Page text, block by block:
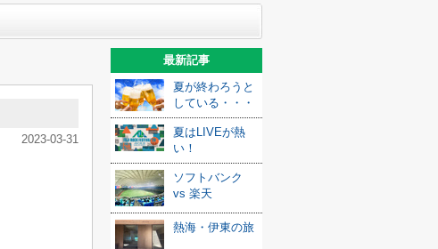
2023-03-31
最新記事
夏が終わろうと
している・・・
夏はLIVEが熱
い！
ソフトバンク
vs 楽天
熱海・伊東の旅